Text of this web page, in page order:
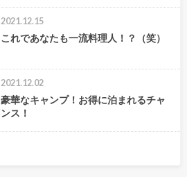
2021.12.15
これであなたも一流料理人！？（笑）
2021.12.02
豪華なキャンプ！お得に泊まれるチャ
ンス！